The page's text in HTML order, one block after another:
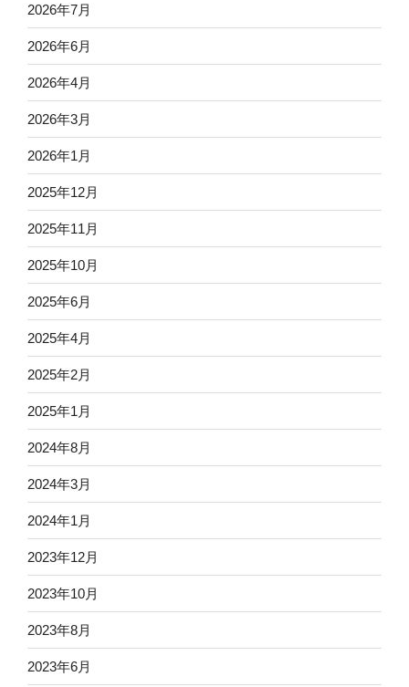
2026年7月
2026年6月
2026年4月
2026年3月
2026年1月
2025年12月
2025年11月
2025年10月
2025年6月
2025年4月
2025年2月
2025年1月
2024年8月
2024年3月
2024年1月
2023年12月
2023年10月
2023年8月
2023年6月